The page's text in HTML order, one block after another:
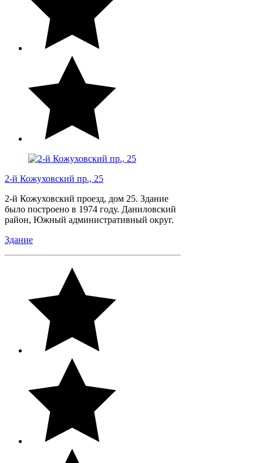
2-й Кожуховский пр., 25
2-й Кожуховский проезд, дом 25. Здание
было построено в 1974 году. Даниловский
район, Южный административный округ.
Здание